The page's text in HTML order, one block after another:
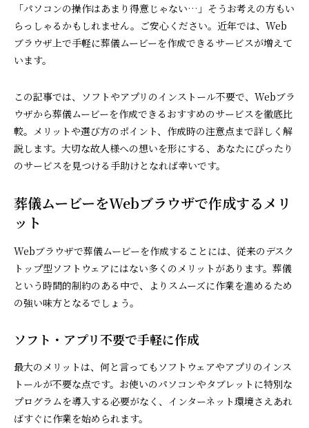
「パソコンの操作はあまり得意じゃない…」そうお考えの方もい
らっしゃるかもしれません。ご安心ください。近年では、Web
ブラウザ上で手軽に葬儀ムービーを作成できるサービスが増えて
います。
この記事では、ソフトやアプリのインストール不要で、Webブラ
ウザから葬儀ムービーを作成できるおすすめのサービスを徹底比
較。メリットや選び方のポイント、作成時の注意点まで詳しく解
説します。大切な故人様への想いを形にする、あなたにぴったり
のサービスを見つける手助けとなれば幸いです。
葬儀ムービーをWebブラウザで作成するメリ
ット
Webブラウザで葬儀ムービーを作成することには、従来のデスク
トップ型ソフトウェアにはない多くのメリットがあります。葬儀
という時間的制約のある中で、よりスムーズに作業を進めるため
の強い味方となるでしょう。
ソフト・アプリ不要で手軽に作成
最大のメリットは、何と言ってもソフトウェアやアプリのインス
トールが不要な点です。お使いのパソコンやタブレットに特別な
プログラムを導入する必要がなく、インターネット環境さえあれ
ばすぐに作業を始められます。